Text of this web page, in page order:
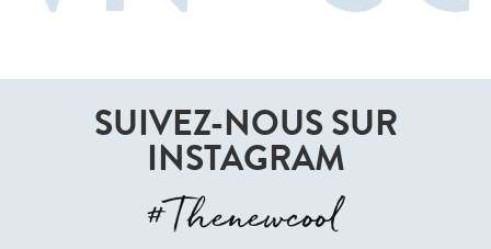
SUIVEZ-NOUS SUR
INSTAGRAM
#Thenewcool